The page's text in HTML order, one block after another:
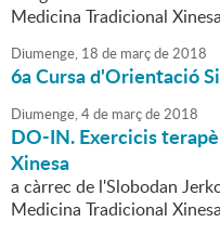
Medicina Tradicional Xinesa
Diumenge, 18 de marçde2018
6a Cursa d'Orientació
Diumenge,4de marçde2018
DO-IN. Exercicis
Xinesa
a càrrec de l'Slobodan
Medicina Tradicional Xinesa